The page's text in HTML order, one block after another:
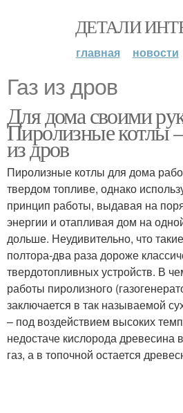
ДЕТАЛИ
главная новости
Газ из дров
Для дома своими
Пиролизные котлы
из дров
Пиролизные котлы для дома
твердом топливе, однако
принцип работы, выдавая на
энергии и отапливая дом на
дольше. Неудивительно, что
полтора-два раза дороже
твердотопливных устройств. В
работы пиролизного
заключается в так называемой
– под воздействием высоких
недостаче кислорода древесина
газ, а в топочной остается